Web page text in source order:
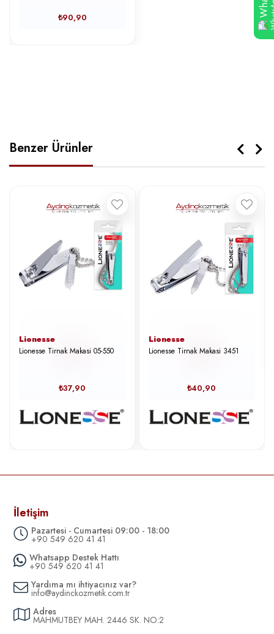
₺90,90
Benzer Ürünler
Lionesse
Lionesse Tirnak Makasi 05-550
₺37,90
Lionesse
Lionesse Tirnak Makasi 3451
₺40,90
İletişim
Pazartesi - Cumartesi 09:00 - 18:00
+90 549 620 41 41
Whatsapp Destek Hattı
+90 549 620 41 41
Yardıma mı ihtiyacınız var?
info@aydinckozmetik.com.tr
Adres
MAHMUTBEY MAH. 2446 SK. NO:2